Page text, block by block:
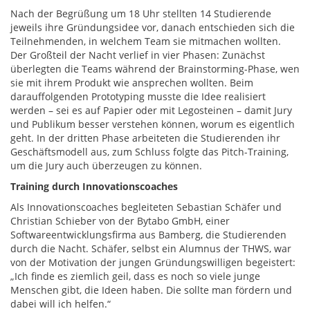
Nach der Begrüßung um 18 Uhr stellten 14 Studierende
jeweils ihre Gründungsidee vor, danach entschieden sich die
Teilnehmenden, in welchem Team sie mitmachen wollten.
Der Großteil der Nacht verlief in vier Phasen: Zunächst
überlegten die Teams während der Brainstorming-Phase, wen
sie mit ihrem Produkt wie ansprechen wollten. Beim
darauffolgenden Prototyping musste die Idee realisiert
werden – sei es auf Papier oder mit Legosteinen – damit Jury
und Publikum besser verstehen können, worum es eigentlich
geht. In der dritten Phase arbeiteten die Studierenden ihr
Geschäftsmodell aus, zum Schluss folgte das Pitch-Training,
um die Jury auch überzeugen zu können.
Training durch Innovationscoaches
Als Innovationscoaches begleiteten Sebastian Schäfer und
Christian Schieber von der Bytabo GmbH, einer
Softwareentwicklungsfirma aus Bamberg, die Studierenden
durch die Nacht. Schäfer, selbst ein Alumnus der THWS, war
von der Motivation der jungen Gründungswilligen begeistert:
„Ich finde es ziemlich geil, dass es noch so viele junge
Menschen gibt, die Ideen haben. Die sollte man fördern und
dabei will ich helfen.“